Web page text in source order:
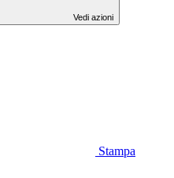
Vedi azioni
Stampa